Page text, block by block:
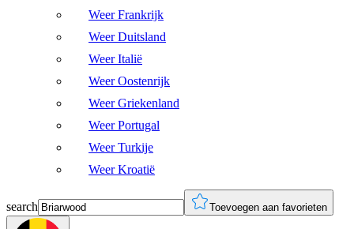
Weer Frankrijk
Weer Duitsland
Weer Italië
Weer Oostenrijk
Weer Griekenland
Weer Portugal
Weer Turkije
Weer Kroatië
search Toevoegen aan favorieten